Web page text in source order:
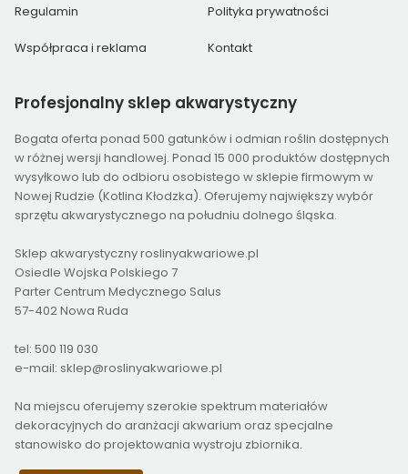
Regulamin Polityka prywatności
Współpraca i reklama Kontakt
Profesjonalny sklep akwarystyczny
Bogata oferta ponad 500 gatunków i odmian roślin dostępnych
w różnej wersji handlowej. Ponad 15 000 produktów dostępnych
wysyłkowo lub do odbioru osobistego w sklepie firmowym w
Nowej Rudzie (Kotlina Kłodzka). Oferujemy największy wybór
sprzętu akwarystycznego na południu dolnego śląska.
Sklep akwarystyczny roslinyakwariowe.pl
Osiedle Wojska Polskiego 7
Parter Centrum Medycznego Salus
57-402 Nowa Ruda
tel: 500 119 030
e-mail: sklep@roslinyakwariowe.pl
Na miejscu oferujemy szerokie spektrum materiałów
dekoracyjnych do aranżacji akwarium oraz specjalne
stanowisko do projektowania wystroju zbiornika.